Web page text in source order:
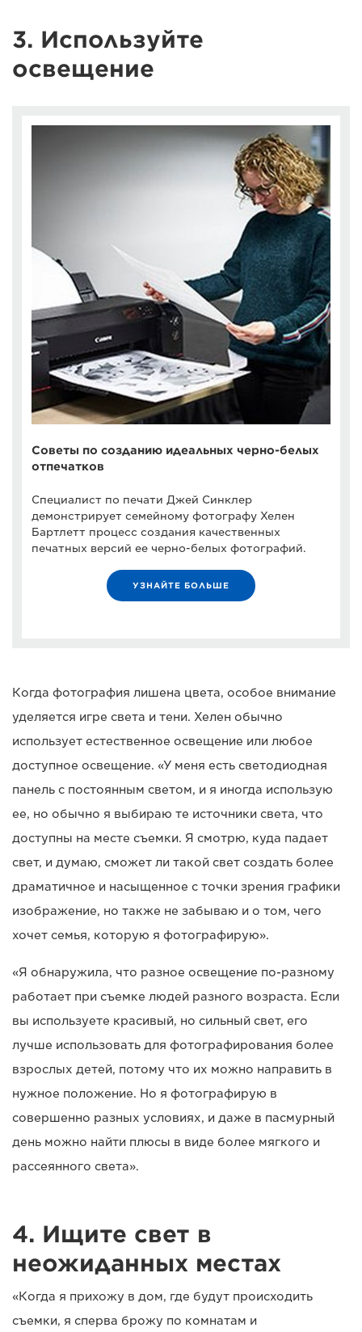
3. Используйте
освещение
Советы по созданию идеальных черно-белых
отпечатков
Специалист по печати Джей Синклер
демонстрирует семейному фотографу Хелен
Бартлетт процесс создания качественных
печатных версий ее черно-белых фотографий.
УЗНАЙТЕ БОЛЬШЕ
Когда фотография лишена цвета, особое внимание
уделяется игре света и тени. Хелен обычно
использует естественное освещение или любое
доступное освещение. «У меня есть светодиодная
панель с постоянным светом, и я иногда использую
ее, но обычно я выбираю те источники света, что
доступны на месте съемки. Я смотрю, куда падает
свет, и думаю, сможет ли такой свет создать более
драматичное и насыщенное с точки зрения графики
изображение, но также не забываю и о том, чего
хочет семья, которую я фотографирую».
«Я обнаружила, что разное освещение по-разному
работает при съемке людей разного возраста. Если
вы используете красивый, но сильный свет, его
лучше использовать для фотографирования более
взрослых детей, потому что их можно направить в
нужное положение. Но я фотографирую в
совершенно разных условиях, и даже в пасмурный
день можно найти плюсы в виде более мягкого и
рассеянного света».
4. Ищите свет в
неожиданных местах
«Когда я прихожу в дом, где будут происходить
съемки, я сперва брожу по комнатам и